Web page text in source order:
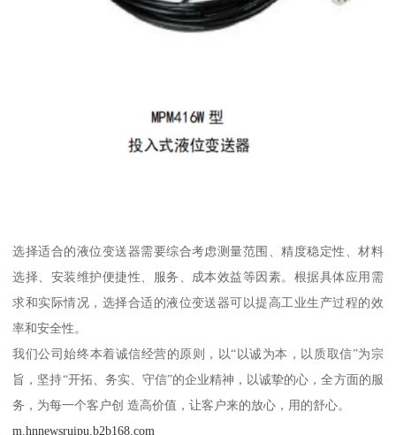
选择适合的液位变送器需要综合考虑测量范围、精度稳定性、材料
选择、安装维护便捷性、服务、成本效益等因素。根据具体应用需
求和实际情况，选择合适的液位变送器可以提高工业生产过程的效
率和安全性。
我们公司始终本着诚信经营的原则，以“以诚为本，以质取信”为宗
旨，坚持“开拓、务实、守信”的企业精神，以诚挚的心，全方面的服
务，为每一个客户创 造高价值，让客户来的放心，用的舒心。
m.hnnewsruipu.b2b168.com